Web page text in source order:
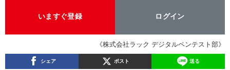
いますぐ登録 ログイン
《株式会社ラック デジタルペンテスト部》
シェア ポスト 送る